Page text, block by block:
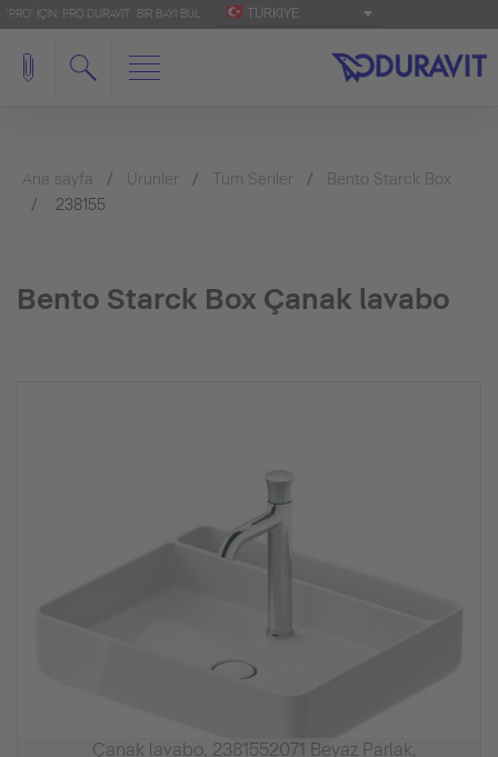
'PRO' IÇIN: PRO.DURAVIT BIR BAYI BUL TÜRKIYE
Ana sayfa Ürünler Tüm Seriler
Bento Starck Box
238155
Bento Starck Box Çanak lavabo
Çanak lavabo, 2381552071 Beyaz Parlak,